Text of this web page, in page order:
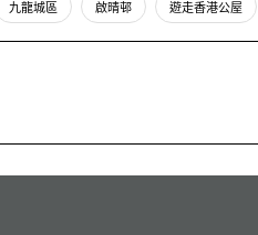
九龍城區 啟晴邨 遊走香港公屋